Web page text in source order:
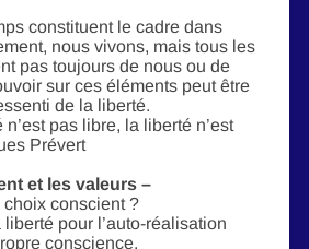
constituent le cadre dans
nous vivons, mais tous les
pas toujours de nous ou de
sur ces éléments peut être
de la liberté.
pas libre, la liberté n’est
Prévert
et les valeurs –
conscient ?
pour l’auto-réalisation
conscience.